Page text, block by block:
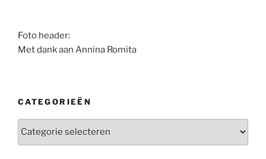
Foto header:
Met dank aan Annina Romita
CATEGORIEËN
Categorieën